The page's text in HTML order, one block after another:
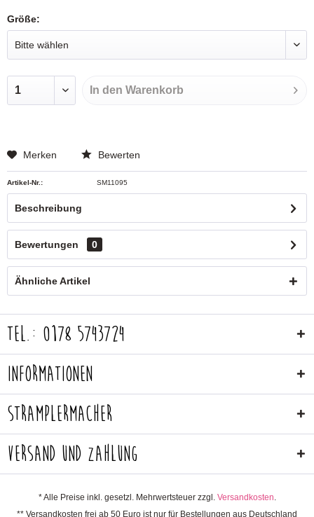
Größe:
In den Warenkorb
Merken Bewerten
Artikel-Nr.: SM11095
Beschreibung
Bewertungen 0
Ähnliche Artikel
Tel.: 0178 5743724
Informationen
Stramplermacher
Versand und Zahlung
* Alle Preise inkl. gesetzl. Mehrwertsteuer zzgl. Versandkosten.
** Versandkosten frei ab 50 Euro ist nur für Bestellungen aus Deutschland